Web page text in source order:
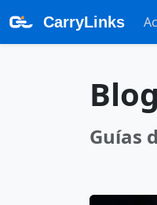
CarryLinks
Guías